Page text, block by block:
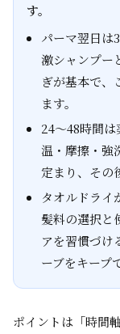
す。
パーマ翌日は
激シャンプー
ぎが基本で、
ます。
24～48時間
温・摩擦・強
定まり、その
タオルドライ
髪料の選択と
アを習慣づけ
ーブをキープ
ポイントは「時間